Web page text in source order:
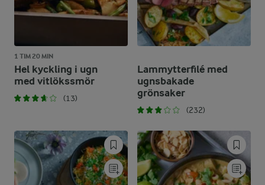
1 TIM 20 MIN
Hel kyckling i ugn
med vitlökssmör
(13)
Lammytterfilé med
ugnsbakade
grönsaker
(232)